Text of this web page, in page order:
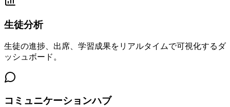
生徒分析
生徒の進捗、出席、学習成果をリアルタイムで可視化するダ
ッシュボード。
コミュニケーションハブ